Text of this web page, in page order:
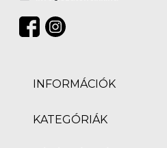
INFORMÁCIÓK
KATEGÓRIÁK